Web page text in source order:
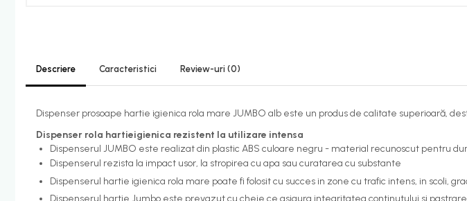
Calorifere electrice
Uscatoare senzor
Uscatoare de maini
Uscatoare tip Hotel
Descriere Caracteristici Review-uri (0)
Dispenser prosoape hartie igienica rola mare JUMBO alb este un produs de calitate superioară,
Dispenser rola hartieigienica rezistent la utilizare intensa
Dispenserul JUMBO este realizat din plastic ABS culoare negru - material recunoscut pentru
Dispenserul rezista la impact usor, la stropirea cu apa sau curatarea cu substante
Dispenserul hartie igienica rola mare poate fi folosit cu succes in zone cu trafic intens, in scoli,
Dispenserul hartie Jumbo este prevazut cu cheie ce asigura integritatea continutului si